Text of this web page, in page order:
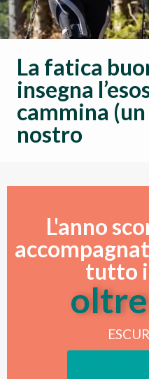
La fatica
insegna
cammina (un
nostro
L'anno
tutto
oltre